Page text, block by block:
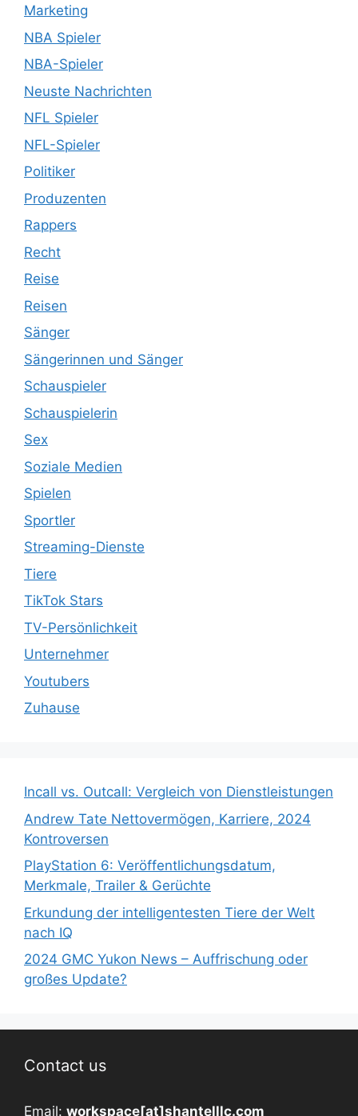
Marketing
NBA Spieler
NBA-Spieler
Neuste Nachrichten
NFL Spieler
NFL-Spieler
Politiker
Produzenten
Rappers
Recht
Reise
Reisen
Sänger
Sängerinnen und Sänger
Schauspieler
Schauspielerin
Sex
Soziale Medien
Spielen
Sportler
Streaming-Dienste
Tiere
TikTok Stars
TV-Persönlichkeit
Unternehmer
Youtubers
Zuhause
Incall vs. Outcall: Vergleich von Dienstleistungen
Andrew Tate Nettovermögen, Karriere, 2024
Kontroversen
PlayStation 6: Veröffentlichungsdatum,
Merkmale, Trailer & Gerüchte
Erkundung der intelligentesten Tiere der Welt
nach IQ
2024 GMC Yukon News – Auffrischung oder
großes Update?
Contact us
Email: workspace[at]shantelllc.com